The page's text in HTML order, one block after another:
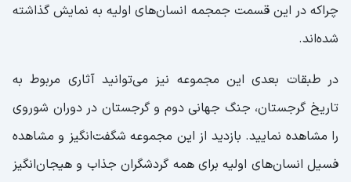
چراکه در این قسمت جمجمه انسان‌های اولیه به نمایش گذاشته
شده‌اند.
در طبقات بعدی این مجموعه نیز می‌توانید آثاری مربوط به
تاریخ گرجستان، جنگ جهانی دوم و گرجستان در دوران شوروی
را مشاهده نمایید. بازدید از این مجموعه شگفت‌انگیز و مشاهده
فسیل انسان‌های اولیه برای همه گردشگران جذاب و هیجان‌انگیز